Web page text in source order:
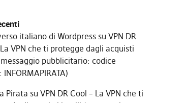
italiano di Wordpresssu VPN DR
VPN che ti protegge dagli acquisti
pubblicitario: codice
Pirata su VPN DR Cool – La VPN che ti